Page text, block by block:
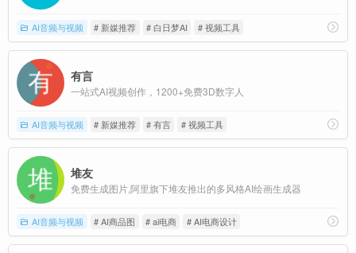
AI音频与视频 # 新媒推荐 # 白日梦AI # 视频工具
有言
一站式AI视频创作，1200+免费3D数字人
AI音频与视频 # 新媒推荐 # 有言 # 视频工具
堆友
免费生成图片,阿里旗下堆友推出的多风格AI绘画生成器
AI音频与视频 # AI商品图 # ai电商 # AI电商设计